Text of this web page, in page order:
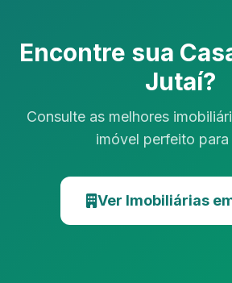
Encontre sua
Jutaí?
Consulte as melhores
imóvel perfeito
Ver Imobiliárias